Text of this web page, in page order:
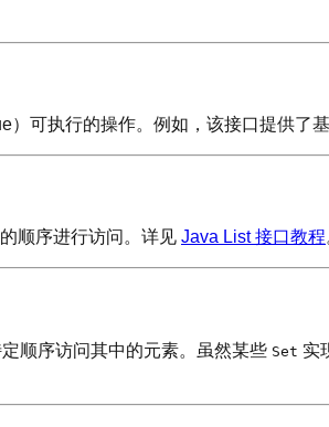
可执行的操作。例如，该接口提供了
顺序进行访问。详见 Java List 接口教程
顺序访问其中的元素。虽然某些 Set 实